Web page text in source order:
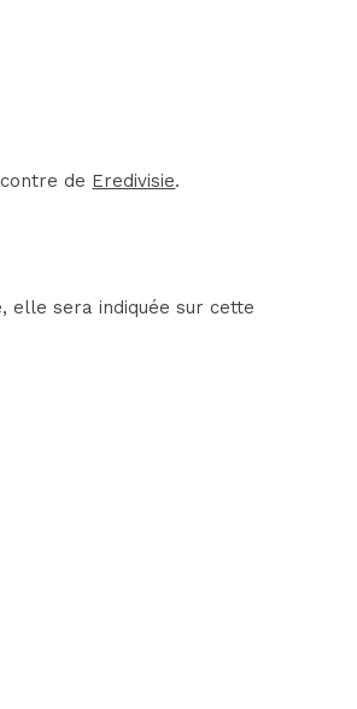
de Eredivisie.
elle sera indiquée sur cette